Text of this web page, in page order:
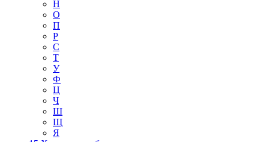
Н
О
П
Р
С
Т
У
Ф
Ц
Ч
Ш
Щ
Я